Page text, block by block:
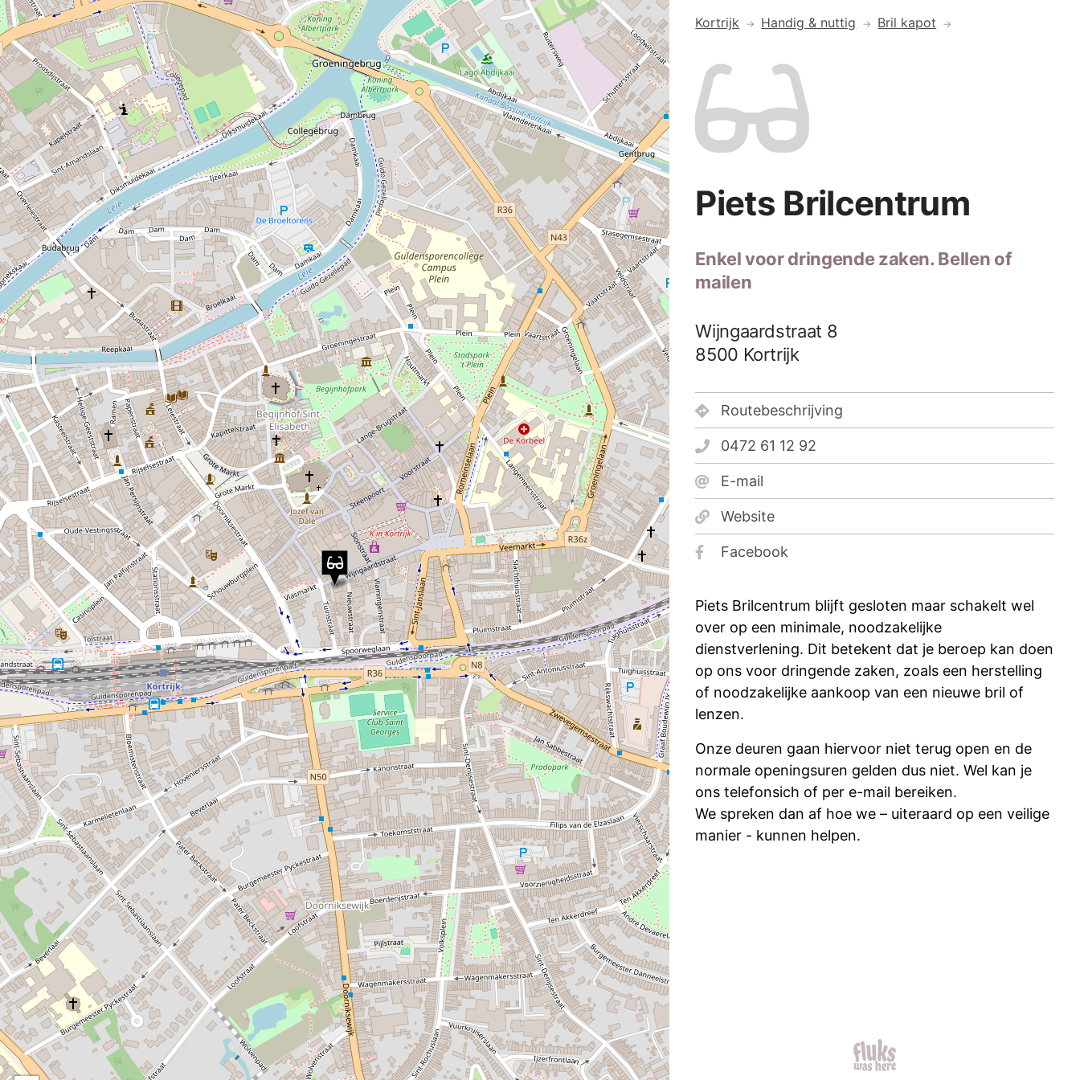
Kortrijk Handig & nuttig Bril kapot
Piets Brilcentrum
Enkel voor dringende zaken. Bellen of
mailen
Wijngaardstraat 8
8500 Kortrijk
Routebeschrijving
0472 61 12 92
E-mail
Website
Facebook
Piets Brilcentrum blijft gesloten maar schakelt wel
over op een minimale, noodzakelijke
dienstverlening. Dit betekent dat je beroep kan doen
op ons voor dringende zaken, zoals een herstelling
of noodzakelijke aankoop van een nieuwe bril of
lenzen.
Onze deuren gaan hiervoor niet terug open en de
normale openingsuren gelden dus niet. Wel kan je
ons telefonsich of per e-mail bereiken.
We spreken dan af hoe we – uiteraard op een veilige
manier - kunnen helpen.
fluks was here